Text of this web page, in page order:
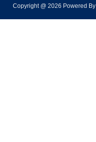
Copyright @ 2026 Powered By